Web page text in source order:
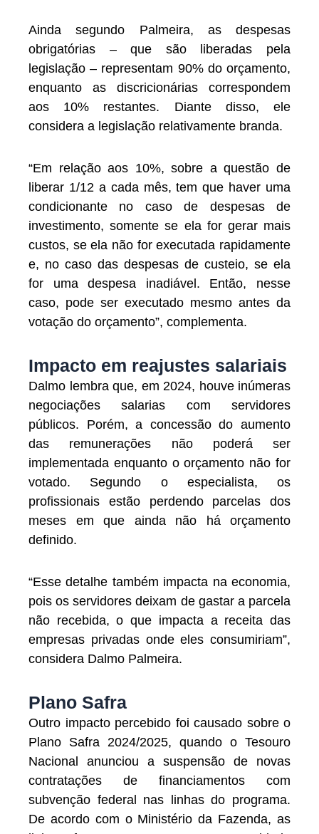
Ainda segundo Palmeira, as despesas
obrigatórias – que são liberadas pela
legislação – representam 90% do orçamento,
enquanto as discricionárias correspondem
aos 10% restantes. Diante disso, ele
considera a legislação relativamente branda.
“Em relação aos 10%, sobre a questão de
liberar 1/12 a cada mês, tem que haver uma
condicionante no caso de despesas de
investimento, somente se ela for gerar mais
custos, se ela não for executada rapidamente
e, no caso das despesas de custeio, se ela
for uma despesa inadiável. Então, nesse
caso, pode ser executado mesmo antes da
votação do orçamento”, complementa.
Impacto em reajustes salariais
Dalmo lembra que, em 2024, houve inúmeras
negociações salarias com servidores
públicos. Porém, a concessão do aumento
das remunerações não poderá ser
implementada enquanto o orçamento não for
votado. Segundo o especialista, os
profissionais estão perdendo parcelas dos
meses em que ainda não há orçamento
definido.
“Esse detalhe também impacta na economia,
pois os servidores deixam de gastar a parcela
não recebida, o que impacta a receita das
empresas privadas onde eles consumiriam”,
considera Dalmo Palmeira.
Plano Safra
Outro impacto percebido foi causado sobre o
Plano Safra 2024/2025, quando o Tesouro
Nacional anunciou a suspensão de novas
contratações de financiamentos com
subvenção federal nas linhas do programa.
De acordo com o Ministério da Fazenda, as